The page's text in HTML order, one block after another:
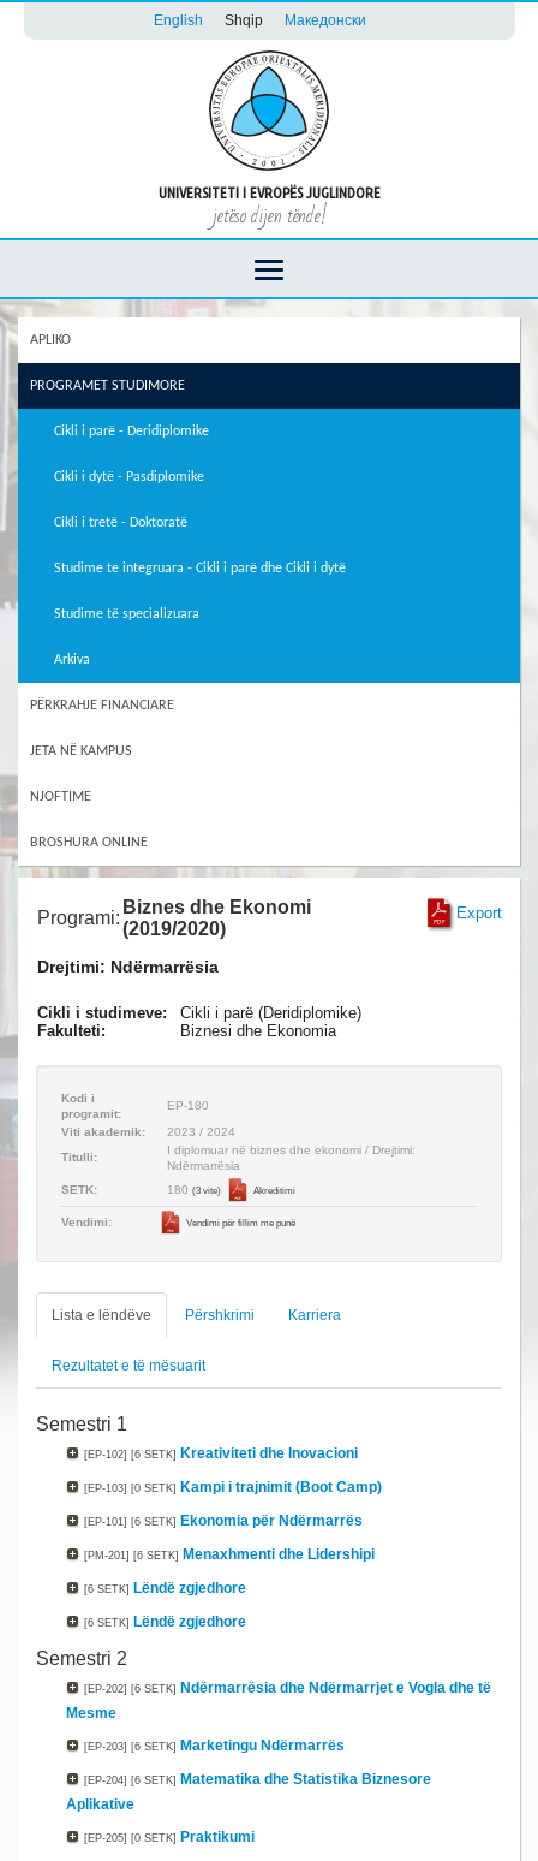
English Shqip Македонски
UNIVERSITETI I EVROPËS JUGLINDORE
jetëso dijen tënde!
APLIKO
PROGRAMET STUDIMORE
Cikli i parë - Deridiplomike
Cikli i dytë - Pasdiplomike
Cikli i tretë - Doktoratë
Studime te integruara - Cikli i parë dhe Cikli i dytë
Studime të specializuara
Arkiva
PËRKRAHJE FINANCIARE
JETA NË KAMPUS
NJOFTIME
BROSHURA ONLINE
Export
Programi:
Biznes dhe Ekonomi
(2019/2020)
Drejtimi: Ndërmarrësia
Cikli i studimeve:
Cikli i parë (Deridiplomike)
Fakulteti:
Biznesi dhe Ekonomia
Kodi i
programit:
EP-180
Viti akademik:
2023 / 2024
Titulli:
I diplomuar në biznes dhe ekonomi / Drejtimi:
Ndërmarrësia
SETK:
180 (3 vite) Akreditimi
Vendimi: Vendimi për fillim me punë
Lista e lëndëve Përshkrimi Karriera
Rezultatet e të mësuarit
Semestri 1
[EP-102] [6 SETK] Kreativiteti dhe Inovacioni
[EP-103] [0 SETK] Kampi i trajnimit (Boot Camp)
[EP-101] [6 SETK] Ekonomia për Ndërmarrës
[PM-201] [6 SETK] Menaxhmenti dhe Lidershipi
[6 SETK] Lëndë zgjedhore
[6 SETK] Lëndë zgjedhore
Semestri 2
[EP-202] [6 SETK]
Ndërmarrësia dhe Ndërmarrjet e Vogla dhe të
Mesme
[EP-203] [6 SETK] Marketingu Ndërmarrës
[EP-204] [6 SETK]
Matematika dhe Statistika Biznesore
Aplikative
[EP-205] [0 SETK] Praktikumi